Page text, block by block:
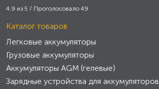
4.9 из 5 / Проголосовало 49
Каталог товаров
Легковые аккумуляторы
Грузовые аккумуляторы
Аккумуляторы AGM (гелевые)
Зарядные устройства для аккумуляторов